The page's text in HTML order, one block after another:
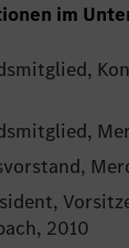
im
2010